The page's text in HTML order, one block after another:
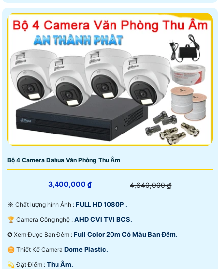
Bộ 4 Camera Dahua Văn Phòng Thu Âm
3,400,000 ₫ 4,640,000 ₫
☀️ Chất lượng hình Ảnh : FULL HD 1080P .
🏆 Camera Công nghệ : AHD CVI TVI BCS.
✪ Xem Được Ban Đêm : Full Color 20m Có Màu Ban Ðêm.
♊ Thiết Kế Camera Dome Plastic.
️💫 Đặt Điểm : Thu Âm.